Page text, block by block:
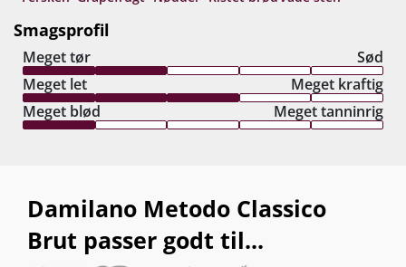
Smagsprofil
Meget tør
Sød
Meget let
Meget kraftig
Meget blød
Meget tanninrig
Damilano Metodo Classico
Brut passer godt til...